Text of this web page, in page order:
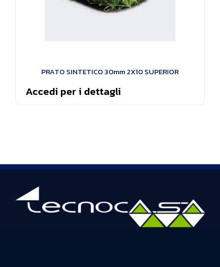
PRATO SINTETICO 30mm 2X10 SUPERIOR
Accedi per i dettagli